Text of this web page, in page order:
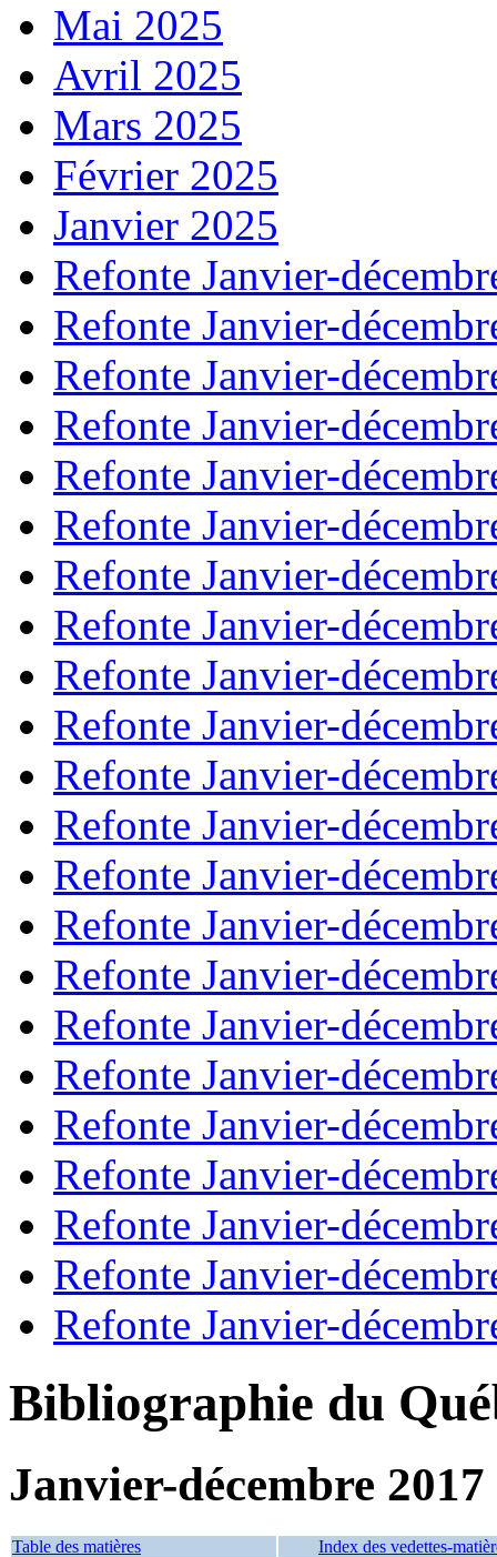
Mai 2025
Avril 2025
Mars 2025
Février 2025
Janvier 2025
Refonte Janvier-
Refonte Janvier-
Refonte Janvier-
Refonte Janvier-
Refonte Janvier-
Refonte Janvier-
Refonte Janvier-
Refonte Janvier-
Refonte Janvier-
Refonte Janvier-
Refonte Janvier-
Refonte Janvier-
Refonte Janvier-
Refonte Janvier-
Refonte Janvier-
Refonte Janvier-
Refonte Janvier-
Refonte Janvier-
Refonte Janvier-
Refonte Janvier-
Refonte Janvier-
Refonte Janvier-
Bibliographie du
Janvier-décembre 2017
Table des matières Index des vedettes-